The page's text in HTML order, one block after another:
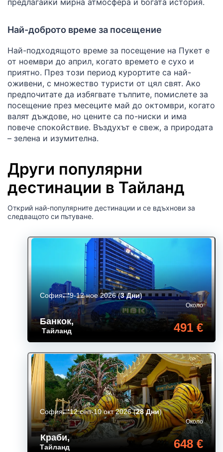
Най-доброто време за посещение
Най-подходящото време за посещение на Пукет е
от ноември до април, когато времето е сухо и
приятно. През този период курортите са най-
оживени, с множество туристи от цял свят. Ако
предпочитате да избягвате тълпите, помислете за
посещение през месеците май до октомври, когато
валят дъждове, но цените са по-ниски и има
повече спокойствие. Въздухът е свеж, а природата
– зелена и изумителна.
Други популярни
дестинации в Тайланд
Открий най-популярните дестинации и се вдъхнови за
следващото си пътуване.
Банкок,
Тайланд
Около
491 €
София 9-12 ное 2026(3 Дни)
Краби,
Тайланд
Около
648 €
София 12 сеп-10 окт 2026(28 Дни)